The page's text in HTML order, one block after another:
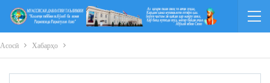
Асосӣ Хабарҳо